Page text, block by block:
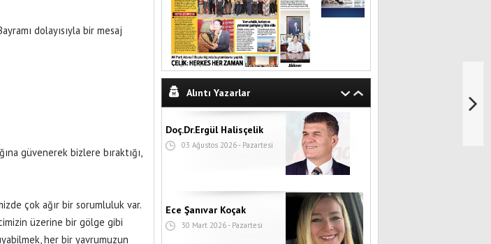
dolayısıyla bir mesaj
güvenerek bizlere bıraktığı,
çok ağır bir sorumluluk var.
üzerine bir gölge gibi
her bir yavrumuzun
Alıntı Yazarlar
Doç.Dr.Ergül Halisçelik
03 Ağustos 2026 - Pazartesi
Ece Şanıvar Koçak
30 Mart 2026 - Pazartesi